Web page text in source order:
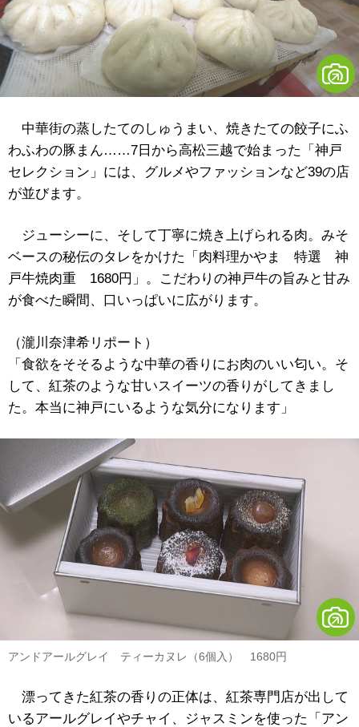
中華街の蒸したてのしゅうまい、焼きたての餃子にふ
わふわの豚まん……7日から高松三越で始まった「神戸
セレクション」には、グルメやファッションなど39の店
が並びます。
ジューシーに、そして丁寧に焼き上げられる肉。みそ
ベースの秘伝のタレをかけた「肉料理かやま 特選 神
戸牛焼肉重 1680円」。こだわりの神戸牛の旨みと甘み
が食べた瞬間、口いっぱいに広がります。
（瀧川奈津希リポート）
「食欲をそそるような中華の香りにお肉のいい匂い。そ
して、紅茶のような甘いスイーツの香りがしてきまし
た。本当に神戸にいるような気分になります」
アンドアールグレイ ティーカヌレ（6個入） 1680円
漂ってきた紅茶の香りの正体は、紅茶専門店が出して
いるアールグレイやチャイ、ジャスミンを使った「アン